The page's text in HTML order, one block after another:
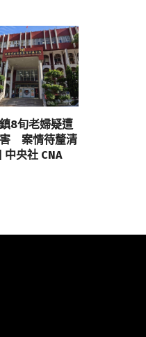
8旬老婦疑遭
案情待釐清
中央社 CNA